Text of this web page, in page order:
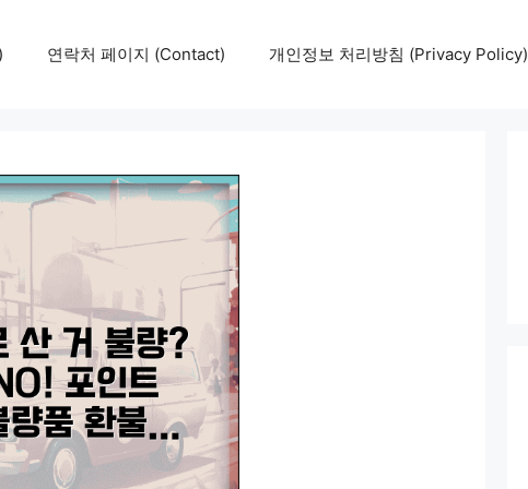
연락처 페이지 (Contact) 개인정보 처리방침 (Privacy Policy)